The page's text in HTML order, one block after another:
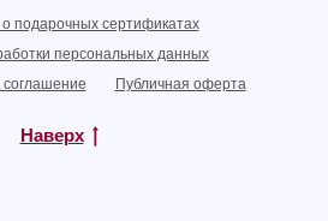
подарочных сертификатах
персональных данных
соглашение
Публичная оферта
Наверх